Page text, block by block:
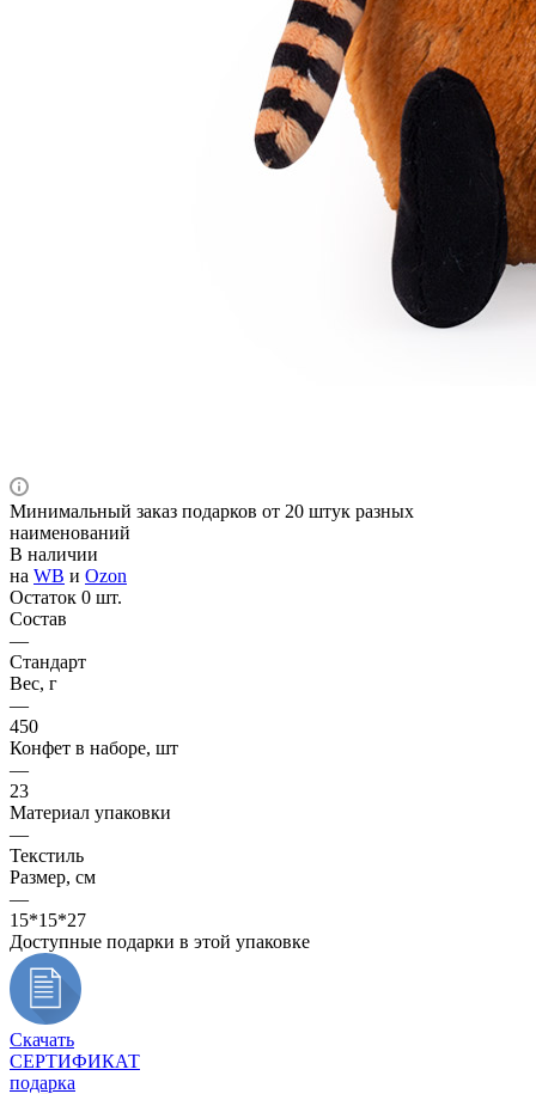
Минимальный заказ подарков от 20 штук разных
наименований
В наличии
на WB и Ozon
Остаток 0 шт.
Состав
—
Стандарт
Вес, г
—
450
Конфет в наборе, шт
—
23
Материал упаковки
—
Текстиль
Размер, см
—
15*15*27
Доступные подарки в этой упаковке
Скачать
СЕРТИФИКАТ
подарка